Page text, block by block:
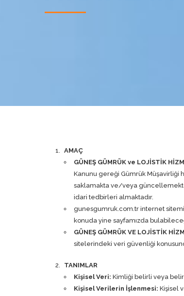
AMAÇ
GÜNEŞ GÜMRÜK ve LOJİSTİK
Kanunu gereği Gümrük
saklamakta ve/veya
idari tedbirleri almaktadır.
gunesgumruk.com.tr internet
konuda yine sayfamızda
GÜNEŞ GÜMRÜK VE LOJİSTİK
sitelerindeki veri güvenliği
TANIMLAR
Kişisel Veri: Kimliği belirli veya
Kişisel Verilerin İşlenmesi: Kişisel